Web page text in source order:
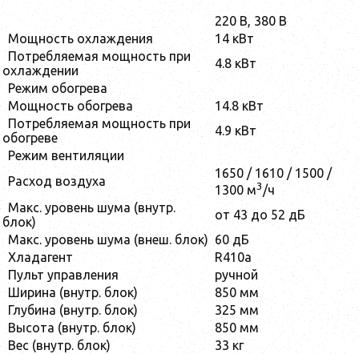
220 В, 380 В
Мощность охлаждения
14 кВт
Потребляемая мощность при
охлаждении
4.8 кВт
Режим обогрева
Мощность обогрева
14.8 кВт
Потребляемая мощность при
обогреве
4.9 кВт
Режим вентиляции
Расход воздуха
1650 / 1610 / 1500 /
1300 м3 /ч
Макс. уровень шума (внутр.
блок)
от 43 до 52 дБ
Макс. уровень шума (внеш. блок) 60 дБ
Хладагент
R410a
Пульт управления
ручной
Ширина (внутр. блок)
850 мм
Глубина (внутр. блок)
325 мм
Высота (внутр. блок)
850 мм
Вес (внутр. блок)
33 кг